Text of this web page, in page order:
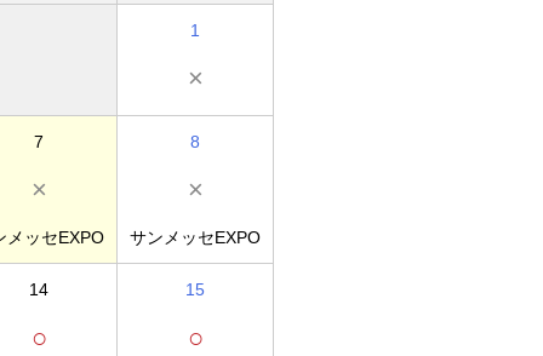
1
×
7
×
メッセEXPO
8
×
サンメッセEXPO
14
○
15
○